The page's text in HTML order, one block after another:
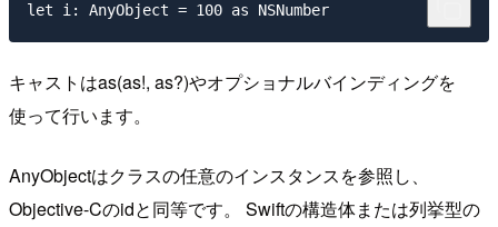
キャストはas(as!, as?)やオプショナルバインディングを
使って行います。
AnyObjectはクラスの任意のインスタンスを参照し、
Objective-Cのidと同等です。 Swiftの構造体または列挙型の